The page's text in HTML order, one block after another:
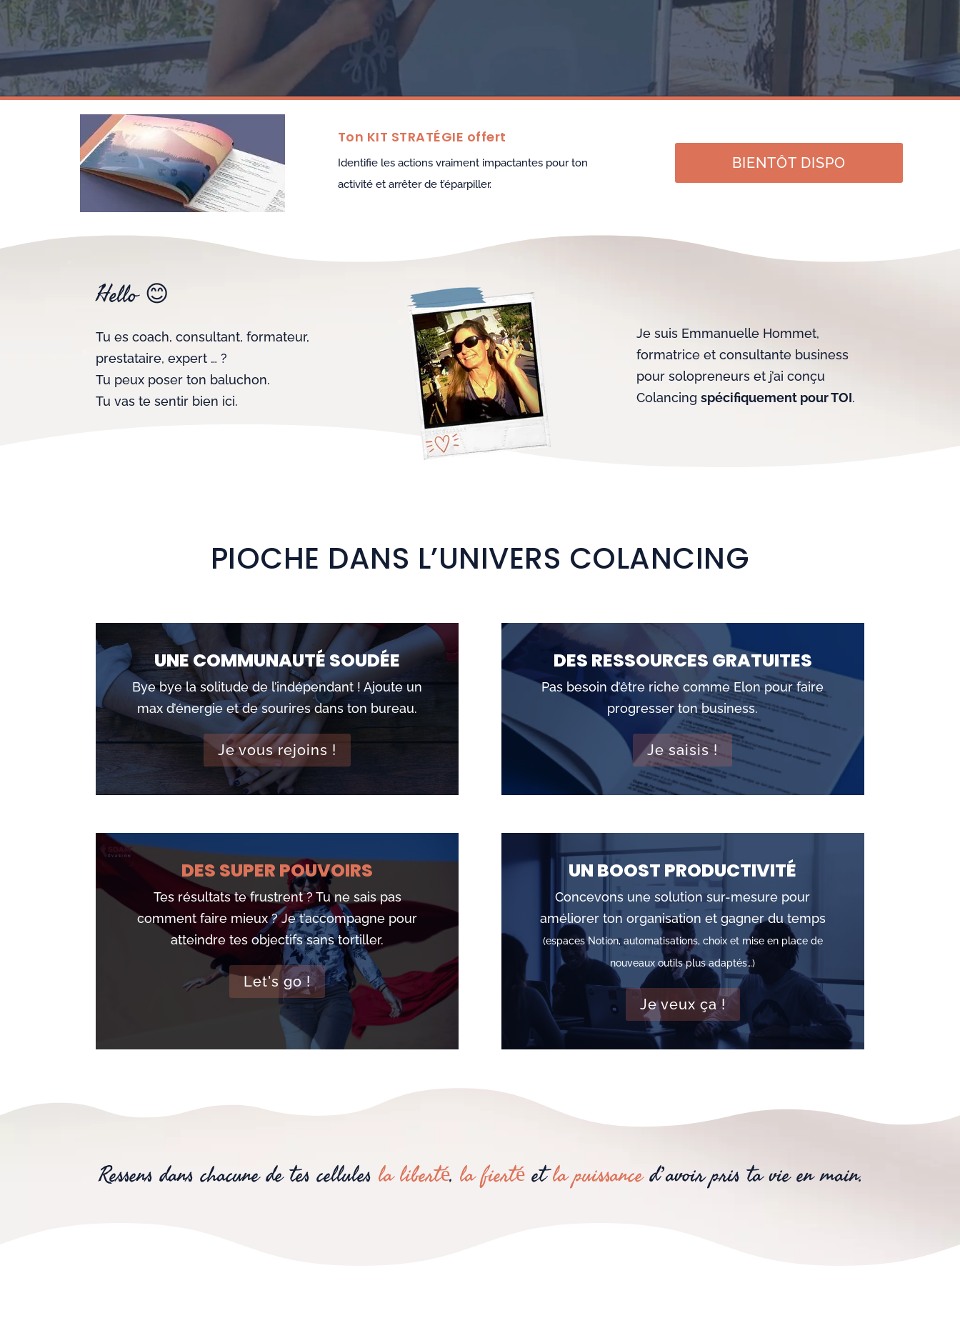
Ton KIT STRATÉGIE offert
Identifie les actions vraiment impactantes pour ton
activité et arrêter de t’éparpiller.
BIENTÔT DISPO
Hello 😊
Tu es coach, consultant, formateur,
prestataire, expert … ?
Tu peux poser ton baluchon.
Tu vas te sentir bien ici.
Je suis Emmanuelle Hommet,
formatrice et consultante business
pour solopreneurs et j’ai conçu
Colancing spécifiquement pour TOI.
PIOCHE DANS L’UNIVERS COLANCING
UNE COMMUNAUTÉ SOUDÉE
Bye bye la solitude de l’indépendant ! Ajoute un
max d’énergie et de sourires dans ton bureau.
Je vous rejoins !
DES RESSOURCES GRATUITES
Pas besoin d’être riche comme Elon pour faire
progresser ton business.
Je saisis !
DES SUPER POUVOIRS
Tes résultats te frustrent ? Tu ne sais pas
comment faire mieux ? Je t’accompagne pour
atteindre tes objectifs sans tortiller.
Let's go !
UN BOOST PRODUCTIVITÉ
Concevons une solution sur-mesure pour
améliorer ton organisation et gagner du temps
(espaces Notion, automatisations, choix et mise en place de
nouveaux outils plus adaptés…)
Je veux ça !
Ressens dans chacune de tes cellules la liberté, la fiertéetla puissanced’avoir pris ta vie en main.